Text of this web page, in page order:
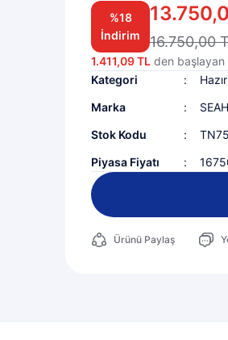
%18
İndirim
16.750,00
1.411,09 TL den başlayan
Kategori
Marka
Stok Kodu
Piyasa Fiyatı
Ürünü Paylaş